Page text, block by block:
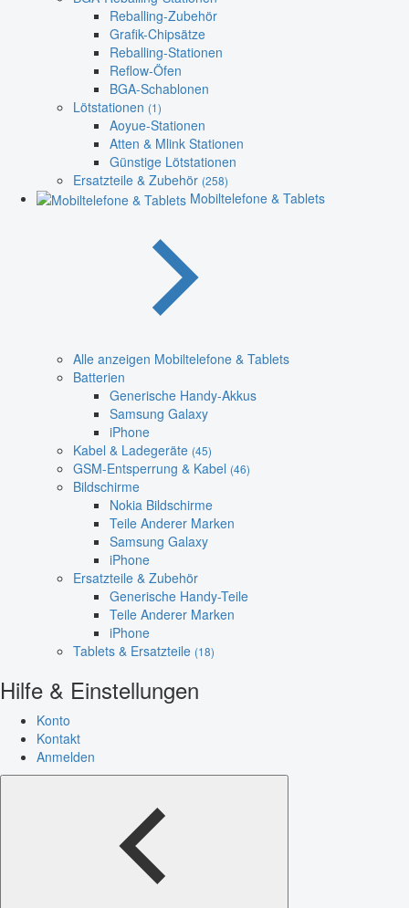
Reballing-Zubehör
Grafik-Chipsätze
Reballing-Stationen
Reflow-Öfen
BGA-Schablonen
Lötstationen (1)
Aoyue-Stationen
Atten & Mlink Stationen
Günstige Lötstationen
Ersatzteile & Zubehör (258)
Mobiltelefone & Tablets
Alle anzeigen Mobiltelefone & Tablets
Batterien
Generische Handy-Akkus
Samsung Galaxy
iPhone
Kabel & Ladegeräte (45)
GSM-Entsperrung & Kabel (46)
Bildschirme
Nokia Bildschirme
Teile Anderer Marken
Samsung Galaxy
iPhone
Ersatzteile & Zubehör
Generische Handy-Teile
Teile Anderer Marken
iPhone
Tablets & Ersatzteile (18)
Hilfe & Einstellungen
Konto
Kontakt
Anmelden